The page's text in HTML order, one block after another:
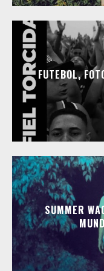
FUTEBOL,
SUMMER